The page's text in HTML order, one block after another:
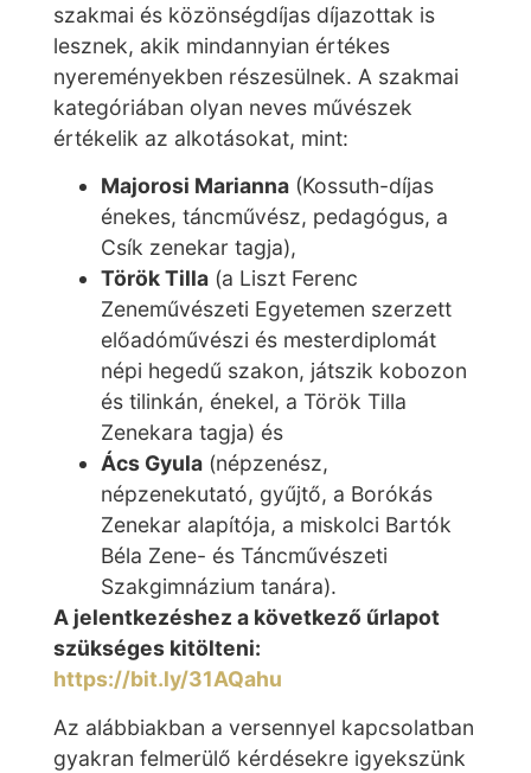
szakmai és közönségdíjas díjazottak is
lesznek, akik mindannyian értékes
nyereményekben részesülnek. A szakmai
kategóriában olyan neves művészek
értékelik az alkotásokat, mint:
Majorosi Marianna (Kossuth-díjas
énekes, táncművész, pedagógus, a
Csík zenekar tagja),
Török Tilla (a Liszt Ferenc
Zeneművészeti Egyetemen szerzett
előadóművészi és mesterdiplomát
népi hegedű szakon, játszik kobozon
és tilinkán, énekel, a Török Tilla
Zenekara tagja) és
Ács Gyula (népzenész,
népzenekutató, gyűjtő, a Borókás
Zenekar alapítója, a miskolci Bartók
Béla Zene- és Táncművészeti
Szakgimnázium tanára).
A jelentkezéshez a következő űrlapot
szükséges kitölteni:
https://bit.ly/31AQahu
Az alábbiakban a versennyel kapcsolatban
gyakran felmerülő kérdésekre igyekszünk